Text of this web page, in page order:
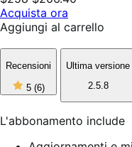
Acquista ora
Aggiungi al carrello
Recensioni
5 (6)5
stelle
5,
6
Ultima versione
2.5.8
L'abbonamento include